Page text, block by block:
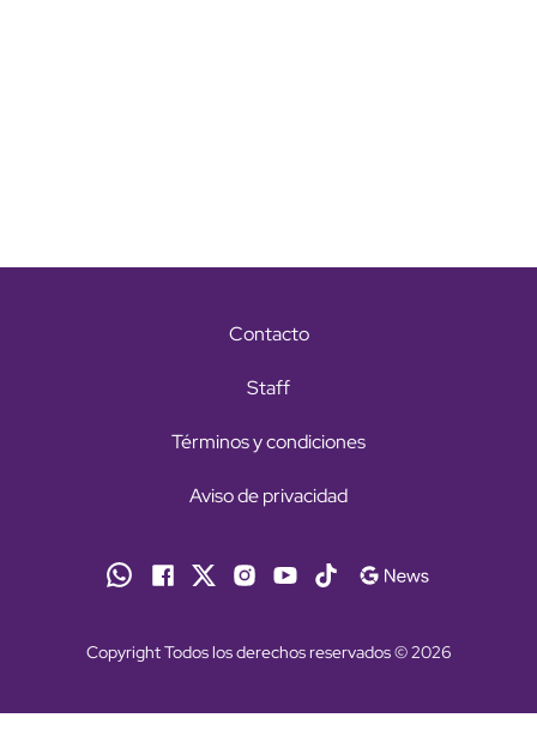
Contacto
Staff
Términos y condiciones
Aviso de privacidad
Copyright Todos los derechos reservados © 2026